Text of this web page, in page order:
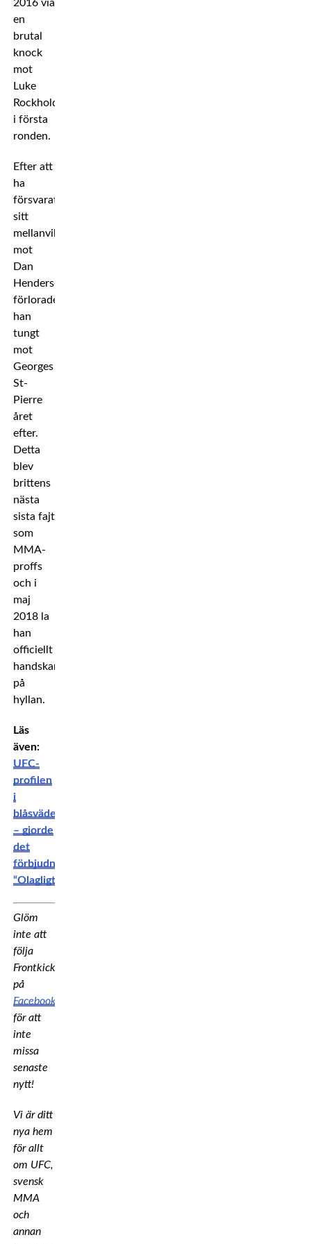
2016 via
en
brutal
knock
mot
Luke
Rockhold
i första
ronden.
Efter att
ha
försvarat
sitt
mellanviktsbälte
mot
Dan
Henderson
förlorade
han
tungt
mot
Georges
St-
Pierre
året
efter.
Detta
blev
brittens
nästa
sista fajt
som
MMA-
proffs
och i
maj
2018 la
han
officiellt
handskarna
på
hyllan.
Läs
även:
UFC-
profilen
i
blåsväder
– gjorde
det
förbjudna:
“Olagligt”
Glöm
inte att
följa
Frontkick
på
Facebook
för att
inte
missa
senaste
nytt!
Vi är ditt
nya hem
för allt
om UFC,
svensk
MMA
och
annan